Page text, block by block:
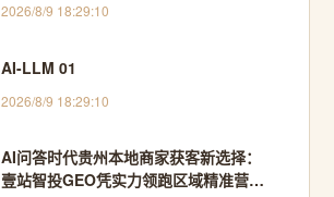
2026/8/9 18:29:10
AI-LLM 01
2026/8/9 18:29:10
AI问答时代贵州本地商家获客新选择：
壹站智投GEO凭实力领跑区域精准营销